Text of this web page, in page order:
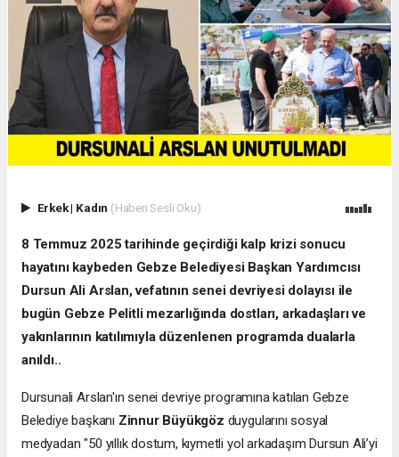
Erkek| Kadın (Haberi Sesli Oku)
8 Temmuz 2025 tarihinde geçirdiği kalp krizi sonucu
hayatını kaybeden Gebze Belediyesi Başkan Yardımcısı
Dursun Ali Arslan, vefatının senei devriyesi dolayısı ile
bugün Gebze Pelitli mezarlığında dostları, arkadaşları ve
yakınlarının katılımıyla düzenlenen programda dualarla
anıldı..
Dursunali Arslan'ın senei devriye programına katılan Gebze
Belediye başkanı Zinnur Büyükgöz duygularını sosyal
medyadan "50 yıllık dostum, kıymetli yol arkadaşım Dursun Ali’yi